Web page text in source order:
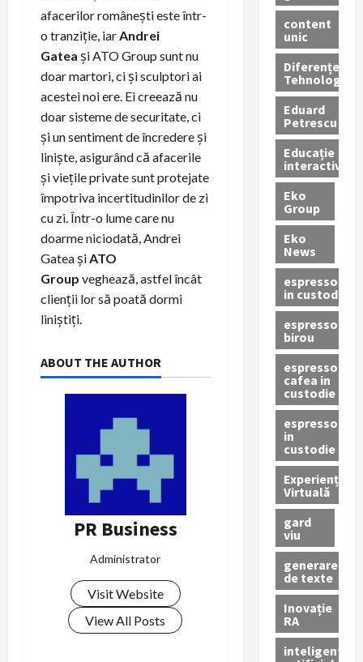
afacerilor românești este într-
o tranziție, iarAndrei
Gatea și ATO Group sunt nu
doar martori, ci și sculptori ai
acestei noi ere. Ei creează nu
doar sisteme de securitate, ci
și un sentiment de încredere și
liniște, asigurând că afacerile
și viețile private sunt protejate
împotriva incertitudinilor de zi
cu zi. Într-o lume care nu
doarme niciodată, Andrei
Gatea șiATO
Group veghează, astfel încât
clienții lor să poată dormi
liniștiți.
ABOUT THE AUTHOR
PR Business
Administrator
Visit Website
View All Posts
content
unic
Diferențe
Tehnologice
Eduard
Petrescu
Educație
interactivă
Eko
Group
Eko
News
espressoare
in custodie
espressor
birou
espressor
cafea in
custodie
espressor
in
custodie
Experiență
Virtuală
gard
viu
generare
de texte
Inovație
RA
inteligenta